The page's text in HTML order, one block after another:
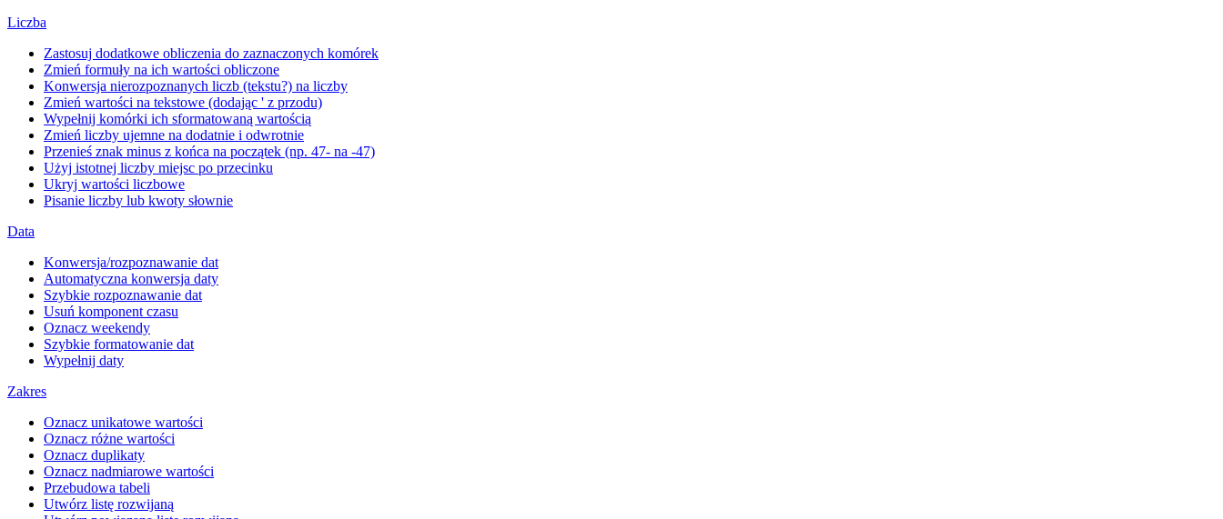
Liczba
Zastosuj dodatkowe obliczenia do zaznaczonych komórek
Zmień formuły na ich wartości obliczone
Konwersja nierozpoznanych liczb (tekstu?) na liczby
Zmień wartości na tekstowe (dodając ' z przodu)
Wypełnij komórki ich sformatowaną wartością
Zmień liczby ujemne na dodatnie i odwrotnie
Przenieś znak minus z końca na początek (np. 47- na -47)
Użyj istotnej liczby miejsc po przecinku
Ukryj wartości liczbowe
Pisanie liczby lub kwoty słownie
Data
Konwersja/rozpoznawanie dat
Automatyczna konwersja daty
Szybkie rozpoznawanie dat
Usuń komponent czasu
Oznacz weekendy
Szybkie formatowanie dat
Wypełnij daty
Zakres
Oznacz unikatowe wartości
Oznacz różne wartości
Oznacz duplikaty
Oznacz nadmiarowe wartości
Przebudowa tabeli
Utwórz listę rozwijaną